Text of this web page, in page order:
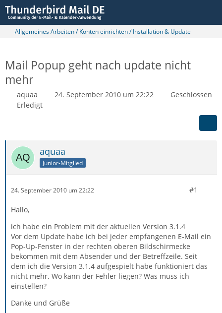
Allgemeines Arbeiten / Konten einrichten / Installation & Update
Mail Popup geht nach update nicht
mehr
aquaa 24. September 2010 um 22:22
Geschlossen
Erledigt
aquaa
Junior-Mitglied
24. September 2010 um 22:22 #1
Hallo,
ich habe ein Problem mit der aktuellen Version 3.1.4
Vor dem Update habe ich bei jeder empfangenen E-Mail ein
Pop-Up-Fenster in der rechten oberen Bildschirmecke
bekommen mit dem Absender und der Betreffzeile. Seit
dem ich die Version 3.1.4 aufgespielt habe funktioniert das
nicht mehr. Wo kann der Fehler liegen? Was muss ich
einstellen?
Danke und Grüße